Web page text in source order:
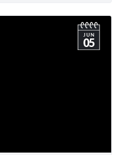
JUN
05